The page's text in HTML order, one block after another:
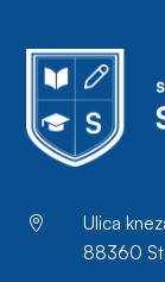

Ulica
88360